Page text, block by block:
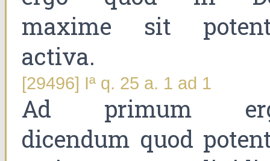
maxime sit
activa.
[29496] Iª q. 25 a. 1 ad 1
Ad primum
dicendum quod